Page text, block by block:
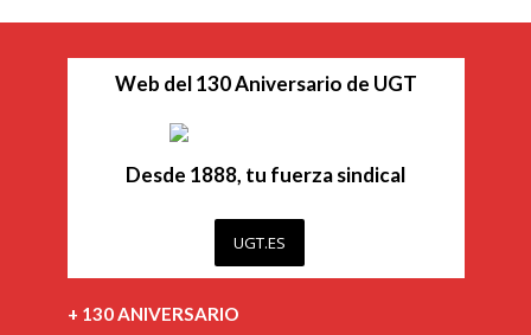
Web del 130 Aniversario de UGT
Desde 1888, tu fuerza sindical
UGT.ES
+ 130 ANIVERSARIO